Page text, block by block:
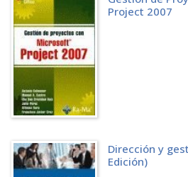
10.2 CAMBIO DE CALENDARIO BASE
10.3 CALENDARIO DE RECURSOS
10.4 CREACIÓN DE UN NUEVO CALENDARIO
10.5 ASIGNACIÓN DE RECURSOS A
10.6 CALENDARIO 24 HORAS
CAPÍTULO 11. PROGRAMACIÓN CON
11.1 USO DE LA PROGRAMACIÓN
11.2 UNIDADES FIJAS
11.4 TAREA DE TRABAJO FIJO
11.5 CREACIÓN DE PERFILES DE TRABAJO
CAPÍTULO 12. GESTIÓN DE LAS CARGAS DE
Project 2007
Dirección y
Edición)